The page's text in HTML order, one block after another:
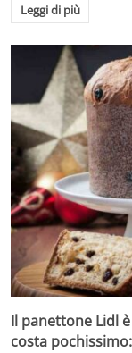
Leggi di più
Il panettone Lidl
costa